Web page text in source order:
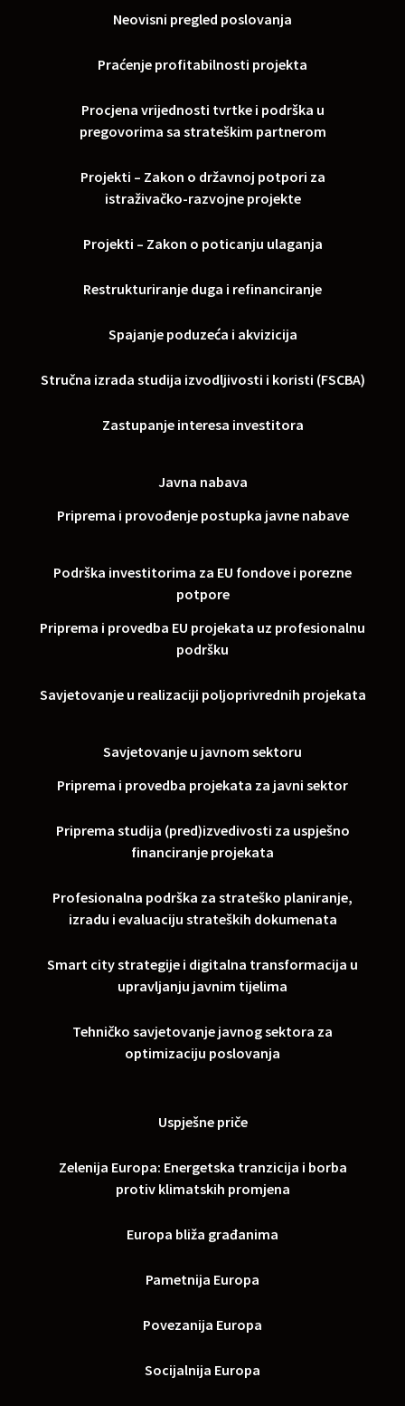
Neovisni pregled poslovanja
Praćenje profitabilnosti projekta
Procjena vrijednosti tvrtke i podrška u
pregovorima sa strateškim partnerom
Projekti – Zakon o državnoj potpori za
istraživačko-razvojne projekte
Projekti – Zakon o poticanju ulaganja
Restrukturiranje duga i refinanciranje
Spajanje poduzeća i akvizicija
Stručna izrada studija izvodljivosti i koristi (FSCBA)
Zastupanje interesa investitora
Javna nabava
Priprema i provođenje postupka javne nabave
Podrška investitorima za EU fondove i porezne
potpore
Priprema i provedba EU projekata uz profesionalnu
podršku
Savjetovanje u realizaciji poljoprivrednih projekata
Savjetovanje u javnom sektoru
Priprema i provedba projekata za javni sektor
Priprema studija (pred)izvedivosti za uspješno
financiranje projekata
Profesionalna podrška za strateško planiranje,
izradu i evaluaciju strateških dokumenata
Smart city strategije i digitalna transformacija u
upravljanju javnim tijelima
Tehničko savjetovanje javnog sektora za
optimizaciju poslovanja
Uspješne priče
Zelenija Europa: Energetska tranzicija i borba
protiv klimatskih promjena
Europa bliža građanima
Pametnija Europa
Povezanija Europa
Socijalnija Europa